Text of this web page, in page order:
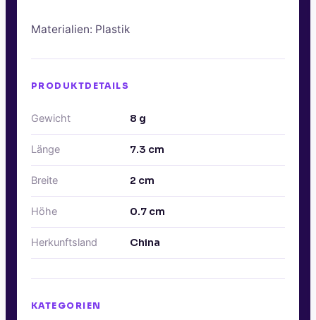
Materialien: Plastik
PRODUKTDETAILS
Gewicht 8 g
Länge 7.3 cm
Breite 2 cm
Höhe 0.7 cm
Herkunftsland China
KATEGORIEN